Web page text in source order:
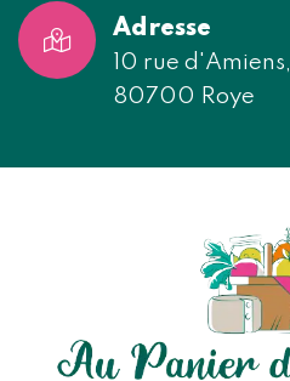
Adresse
10 rue d'Amiens,
80700 Roye